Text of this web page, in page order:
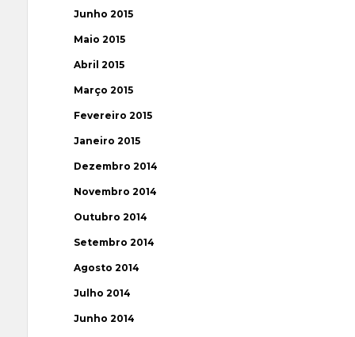
Junho 2015
Maio 2015
Abril 2015
Março 2015
Fevereiro 2015
Janeiro 2015
Dezembro 2014
Novembro 2014
Outubro 2014
Setembro 2014
Agosto 2014
Julho 2014
Junho 2014